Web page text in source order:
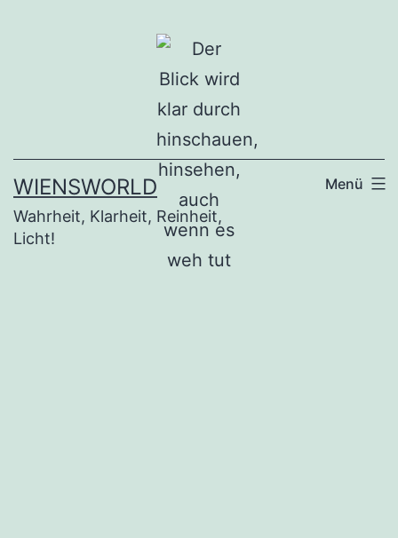
WIENSWORLD
Wahrheit, Klarheit, Reinheit,
Licht!
Menü